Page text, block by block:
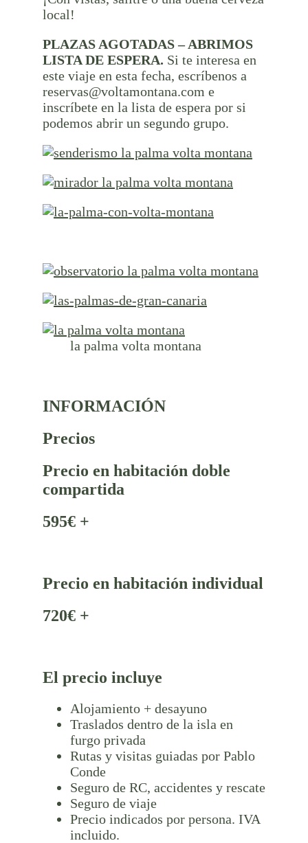
local!
PLAZAS AGOTADAS – ABRIMOS
LISTA DE ESPERA. Si te interesa en
este viaje en esta fecha, escríbenos a
reservas@voltamontana.com e
inscríbete en la lista de espera por si
podemos abrir un segundo grupo.
la palma volta montana
INFORMACIÓN
Precios
Precio en habitación doble
compartida
595€ +
Precio en habitación individual
720€ +
El precio incluye
Alojamiento + desayuno
Traslados dentro de la isla en
furgo privada
Rutas y visitas guiadas por Pablo
Conde
Seguro de RC, accidentes y rescate
Seguro de viaje
Precio indicados por persona. IVA
incluido.